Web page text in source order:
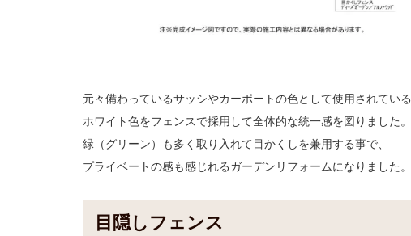
元々備わっているサッシやカーポートの色として使用されている
ホワイト色をフェンスで採用して全体的な統一感を図りました。
緑（グリーン）も多く取り入れて目かくしを兼用する事で、
プライベートの感も感じれるガーデンリフォームになりました。
目隠しフェンス